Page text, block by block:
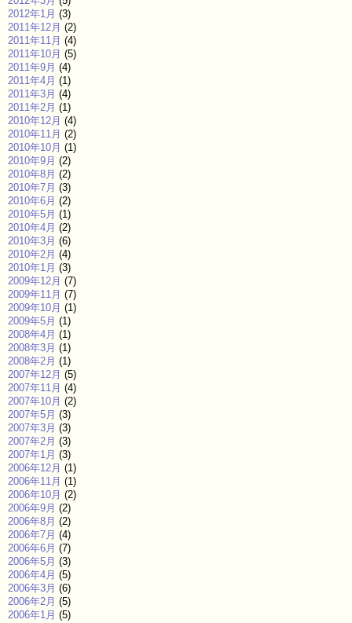
2012年1月 (3)
2011年12月 (2)
2011年11月 (4)
2011年10月 (5)
2011年9月 (4)
2011年4月 (1)
2011年3月 (4)
2011年2月 (1)
2010年12月 (4)
2010年11月 (2)
2010年10月 (1)
2010年9月 (2)
2010年8月 (2)
2010年7月 (3)
2010年6月 (2)
2010年5月 (1)
2010年4月 (2)
2010年3月 (6)
2010年2月 (4)
2010年1月 (3)
2009年12月 (7)
2009年11月 (7)
2009年10月 (1)
2009年5月 (1)
2008年4月 (1)
2008年3月 (1)
2008年2月 (1)
2007年12月 (5)
2007年11月 (4)
2007年10月 (2)
2007年5月 (3)
2007年3月 (3)
2007年2月 (3)
2007年1月 (3)
2006年12月 (1)
2006年11月 (1)
2006年10月 (2)
2006年9月 (2)
2006年8月 (2)
2006年7月 (4)
2006年6月 (7)
2006年5月 (3)
2006年4月 (5)
2006年3月 (6)
2006年2月 (5)
2006年1月 (5)